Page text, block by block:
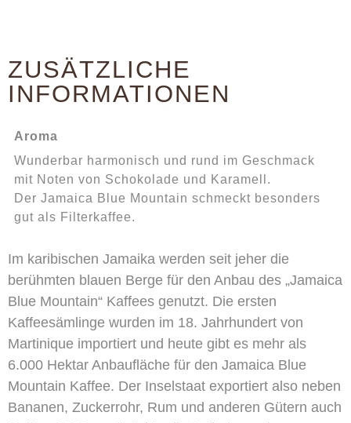
ZUSÄTZLICHE
INFORMATIONEN
Aroma
Wunderbar harmonisch und rund im Geschmack
mit Noten von Schokolade und Karamell.
Der Jamaica Blue Mountain schmeckt besonders
gut als Filterkaffee.
Im karibischen Jamaika werden seit jeher die
berühmten blauen Berge für den Anbau des „Jamaica
Blue Mountain“ Kaffees genutzt. Die ersten
Kaffeesämlinge wurden im 18. Jahrhundert von
Martinique importiert und heute gibt es mehr als
6.000 Hektar Anbaufläche für den Jamaica Blue
Mountain Kaffee. Der Inselstaat exportiert also neben
Bananen, Zuckerrohr, Rum und anderen Gütern auch